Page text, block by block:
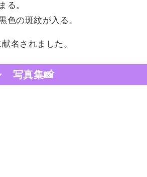
る。
色の斑紋が入る。
名されました。
写真集📸